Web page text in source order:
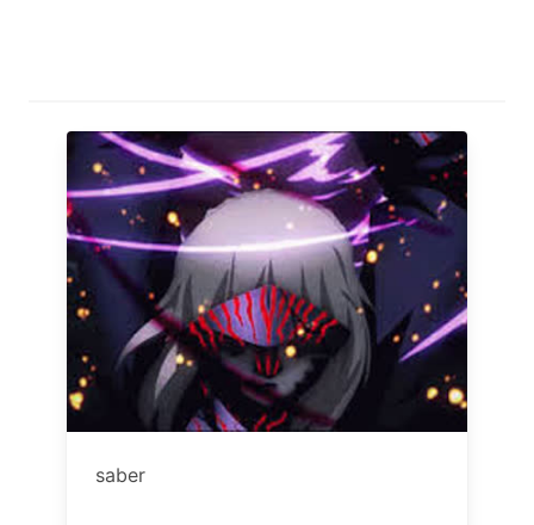
saber